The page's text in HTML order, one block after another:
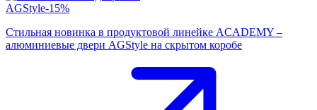
AGStyle-15%
Стильная новинка в продуктовой линейке ACADEMY –
алюминиевые двери AGStyle на скрытом коробе